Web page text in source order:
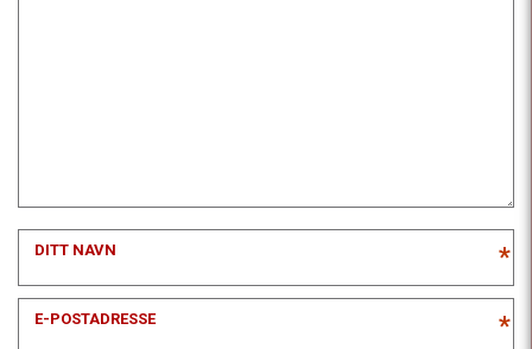
DITT NAVN *
E-POSTADRESSE *